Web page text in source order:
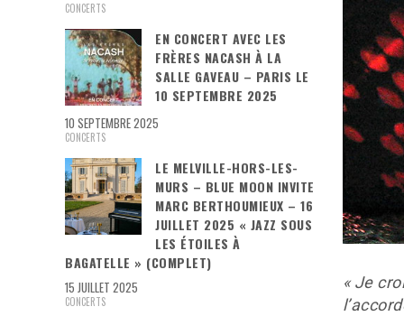
« Je
CONCERTS
EN CONCERT AVEC LES
FRÈRES NACASH À LA
SALLE GAVEAU – PARIS LE
10 SEPTEMBRE 2025
10 SEPTEMBRE 2025
CONCERTS
LE MELVILLE-HORS-LES-
MURS – BLUE MOON INVITE
MARC BERTHOUMIEUX – 16
JUILLET 2025 « JAZZ SOUS
LES ÉTOILES À
BAGATELLE » (COMPLET)
15 JUILLET 2025
CONCERTS